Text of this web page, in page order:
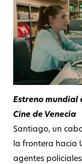
Estreno mundial
Cine de Venecia
Santiago, un
la frontera hacia
agentes